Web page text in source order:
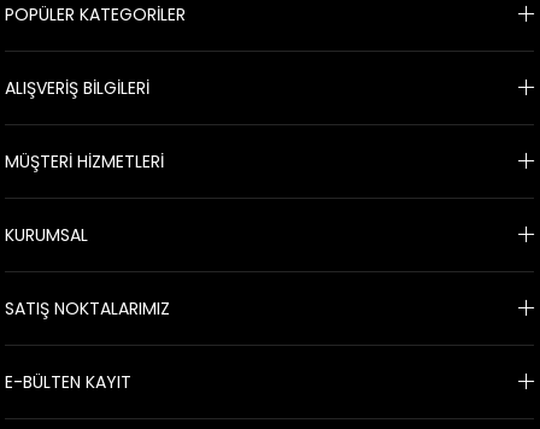
POPÜLER KATEGORİLER
ALIŞVERİŞ BİLGİLERİ
MÜŞTERİ HİZMETLERİ
KURUMSAL
SATIŞ NOKTALARIMIZ
E-BÜLTEN KAYIT